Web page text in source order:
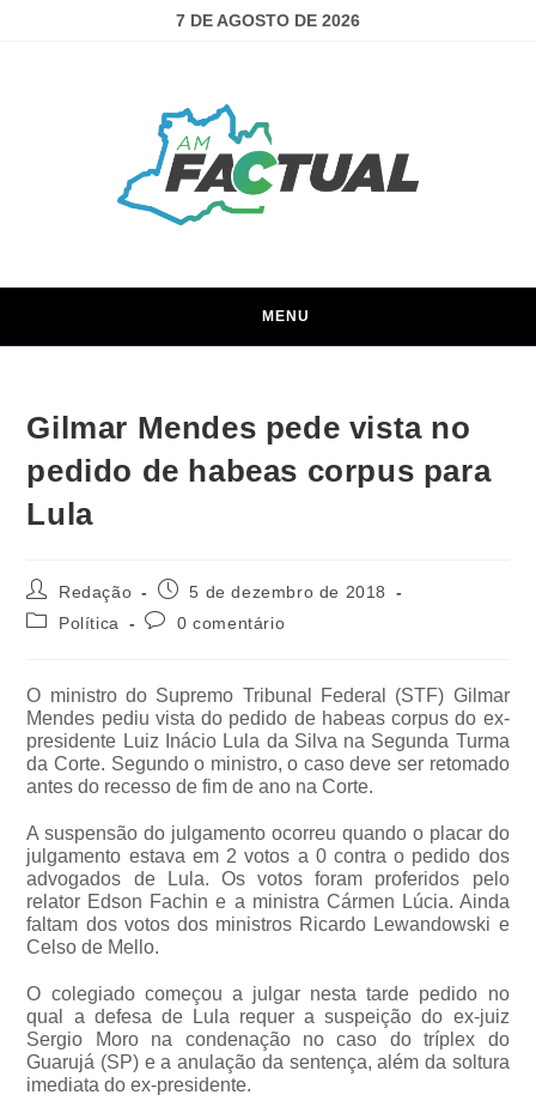
7 DE AGOSTO DE 2026
MENU
Gilmar Mendes pede vista no
pedido de habeas corpus para
Lula
Redação
5 de dezembro de 2018
Política
0 comentário
O ministro do Supremo Tribunal Federal (STF) Gilmar
Mendes pediu vista do pedido de habeas corpus do ex-
presidente Luiz Inácio Lula da Silva na Segunda Turma
da Corte. Segundo o ministro, o caso deve ser retomado
antes do recesso de fim de ano na Corte.
A suspensão do julgamento ocorreu quando o placar do
julgamento estava em 2 votos a 0 contra o pedido dos
advogados de Lula. Os votos foram proferidos pelo
relator Edson Fachin e a ministra Cármen Lúcia. Ainda
faltam dos votos dos ministros Ricardo Lewandowski e
Celso de Mello.
O colegiado começou a julgar nesta tarde pedido no
qual a defesa de Lula requer a suspeição do ex-juiz
Sergio Moro na condenação no caso do tríplex do
Guarujá (SP) e a anulação da sentença, além da soltura
imediata do ex-presidente.